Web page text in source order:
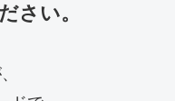
さい。